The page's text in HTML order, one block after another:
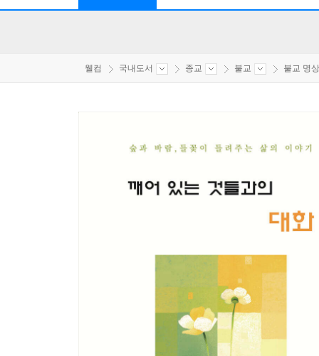
웰컴 국내도서 종교 불교 불교 명